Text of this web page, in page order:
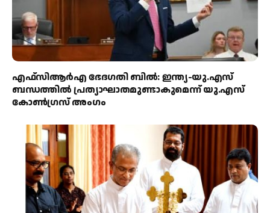
എഫ്‌സിആർഎ ഭേദഗതി ബിൽ: ഇന്ത്യ-യു.എസ്
ബന്ധത്തിൽ പ്രത്യാഘാതമുണ്ടാകുമെന്ന് യു.എസ്
കോൺഗ്രസ് അംഗം